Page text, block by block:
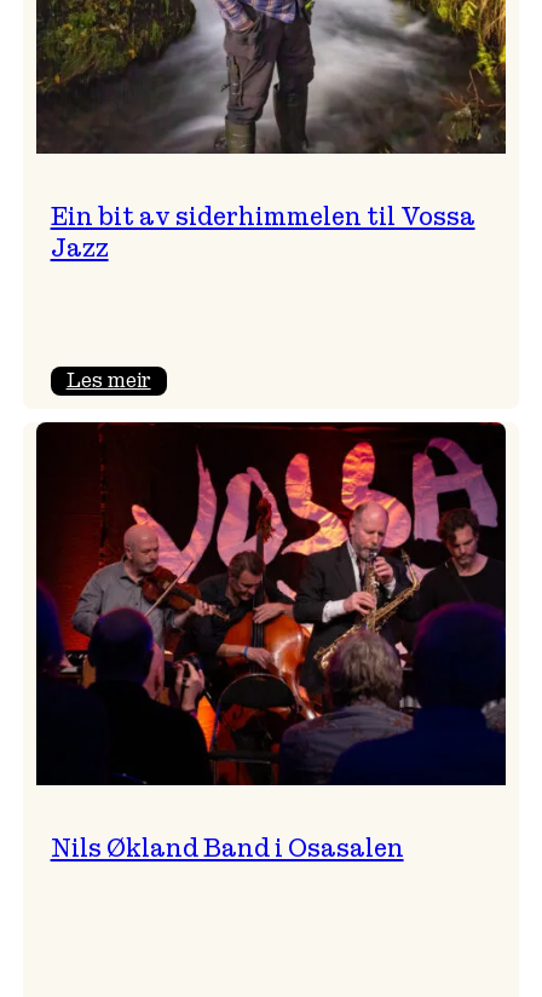
Ein bit av siderhimmelen til Vossa
Jazz
Les meir:
siderhimmelen
til
Vossa
Jazz
Nils Økland Band i Osasalen